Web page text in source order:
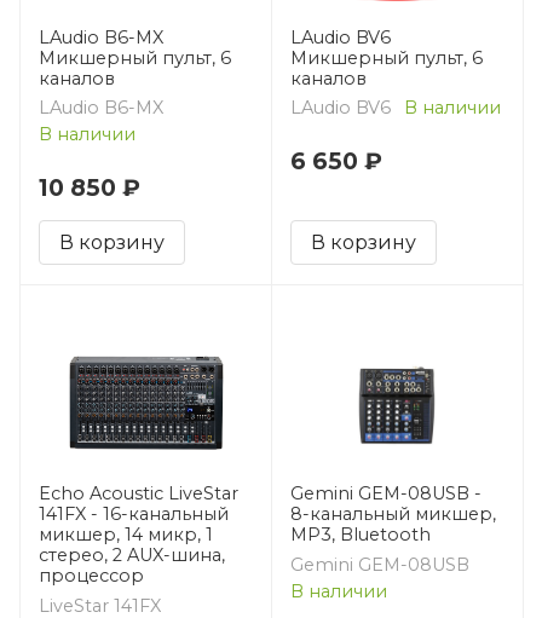
LAudio B6-MX
Микшерный пульт, 6
каналов
LAudio B6-MX
В наличии
10 850 ₽
В корзину
LAudio BV6
Микшерный пульт, 6
каналов
LAudio BV6
В наличии
6 650 ₽
В корзину
Echo Acoustic LiveStar
141FX - 16-канальный
микшер, 14 микр, 1
стерео, 2 AUX-шина,
процессор
LiveStar 141FX
Gemini GEM-08USB -
8-канальный микшер,
MP3, Bluetooth
Gemini GEM-08USB
В наличии